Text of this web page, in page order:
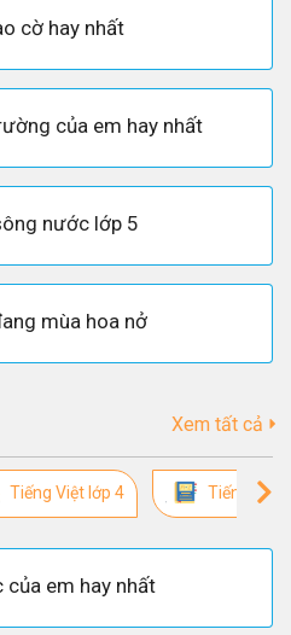
cờ hay nhất
của em hay nhất
nước lớp 5
mùa hoa nở
Xem tất cả
Tiếng Việt lớp 4 Tiếng Anh
của em hay nhất